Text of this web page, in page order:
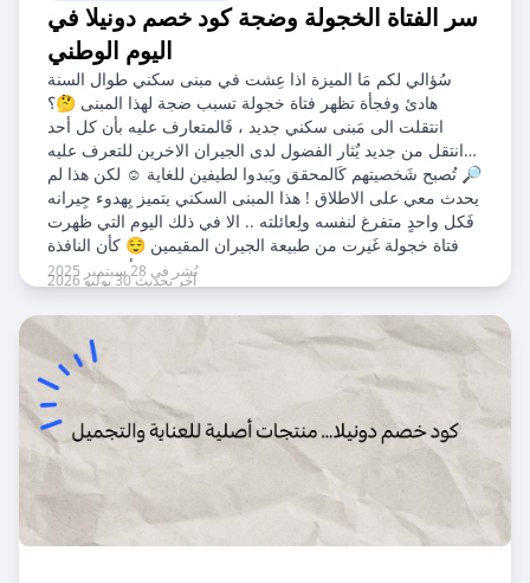
سر الفتاة الخجولة وضجة كود خصم دونيلا في
اليوم الوطني
سُؤالي لكم مَا الميزة اذا عِشت في مبنى سكني طوال السنة
هادئ وفجأة تظهر فتاة خجولة تسبب ضجة لهذا المبنى 🤔؟
انتقلت الى مَبنى سكني جديد ، فَالمتعارف عليه بأن كل أحد
انتقل من جديد يٌثار الفضول لدى الجيران الاخرين للتعرف عليه
🔎 تُصبح شَخصيتهم كَالمحقق ويَبدوا لطيفين للغاية ☺️ لكن هذا لم
يحدث معي على الاطلاق ! هذا المبنى السكني يتميز بِهدوء جِيرانه
فَكل واحدٍ متفرغ لنفسه ولِعائلته .. الا في ذلك اليوم التي ظهرت
فتاة خجولة غَيرت من طبيعة الجيران المقيمين 😌 كأن النافذة
كانت تخبرني بوجود شخص جديد سوف يغير من أجواء المكان
فتحت النافذة في تمام الساعة 5:30 صَباحاً وظَهربَصيصٌ من
الشمس ☀️.
نُشر في 28 سبتمبر 2025
آخر تحديث 30 يوليو 2026